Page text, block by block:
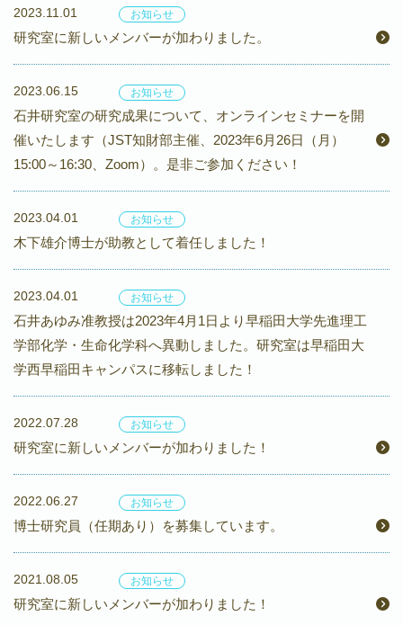
2023.11.01 お知らせ
研究室に新しいメンバーが加わりました。
2023.06.15 お知らせ
石井研究室の研究成果について、オンラインセミナーを開
催いたします（JST知財部主催、2023年6月26日（月）
15:00～16:30、Zoom）。是非ご参加ください！
2023.04.01 お知らせ
木下雄介博士が助教として着任しました！
2023.04.01 お知らせ
石井あゆみ准教授は2023年4月1日より早稲田大学先進理工
学部化学・生命化学科へ異動しました。研究室は早稲田大
学西早稲田キャンパスに移転しました！
2022.07.28 お知らせ
研究室に新しいメンバーが加わりました！
2022.06.27 お知らせ
博士研究員（任期あり）を募集しています。
2021.08.05 お知らせ
研究室に新しいメンバーが加わりました！